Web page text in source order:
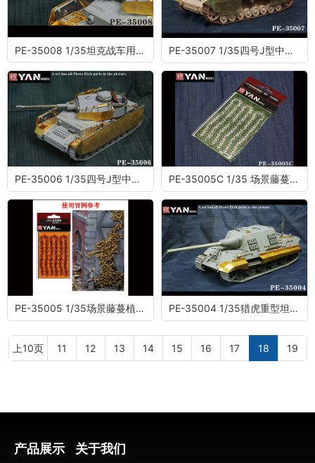
PE-35008 1/35坦克战车用六角型伪装网 PE-35007 1/35四号J型中型坦克蚀刻片(配麦田RM5033)
PE-35006 1/35四号J型中型坦克蚀刻片(配边境BT-008) PE-35005C 1/35 场景藤蔓植物蚀刻片(细叶)(彩色蚀刻片)
PE-35005 1/35场景藤蔓植物蚀刻片(细叶） PE-35004 1/35猎虎重型坦克2in1蚀刻片(配三花8001)
上10页 11 12 13 14 15 16 17 18 19
产品展示 关于我们